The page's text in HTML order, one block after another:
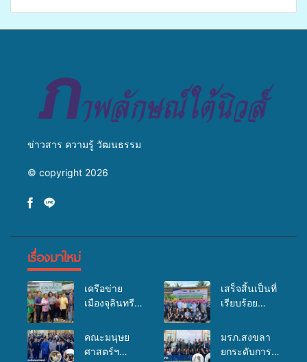
เหลื่อมล้ำ ยกระดับคุณภาพ
ชีวิตประชาชนอย่างยั่งยืน
ข่าวสาร ความรู้ วัฒนธรรม
© copyright 2026
เรื่องมาใหม่
เครือข่าย
เมืองจุลินทรีย์
ระดับชาติ
เสร็จสิ้นเป็นที่
เรียบร้อย
เคลื่อนที่
คณะมนุษย
ศาสตร์ฯ
มรภ.สงขลา
ยกระดับการ